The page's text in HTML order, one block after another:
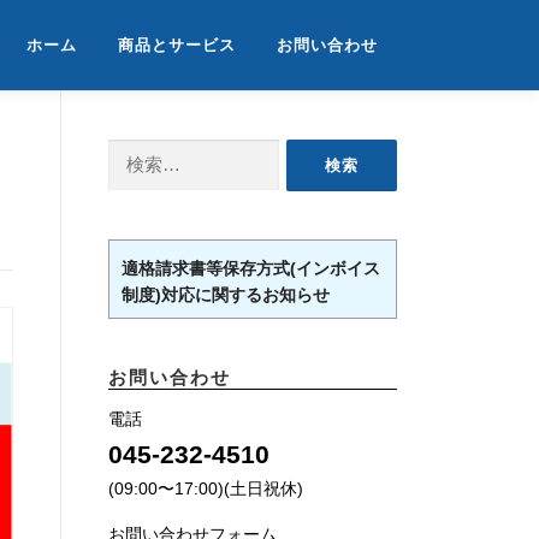
ホーム 商品とサービス お問い合わせ
適格請求書等保存方式(インボイス
制度)対応に関するお知らせ
お問い合わせ
電話
045-232-4510
(09:00〜17:00)(土日祝休)
お問い合わせフォーム